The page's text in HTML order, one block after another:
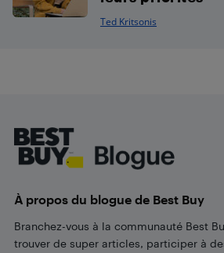
Ted Kritsonis
À propos du blogue de Best Buy
Branchez-vous à la communauté Best
trouver de super articles, participer à